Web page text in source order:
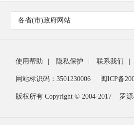
各省(市)政府网站
使用帮助 隐私保护 联系我们
网站标识码：3501230006 闽ICP备
版权所有 Copyright © 2004-2017 罗